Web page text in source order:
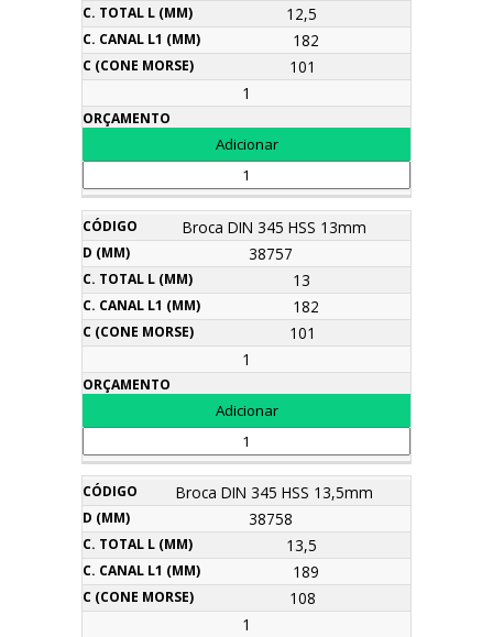
12,5
182
101
1
Broca DIN 345 HSS 13mm
38757
13
182
101
1
Broca DIN 345 HSS 13,5mm
38758
13,5
189
108
1